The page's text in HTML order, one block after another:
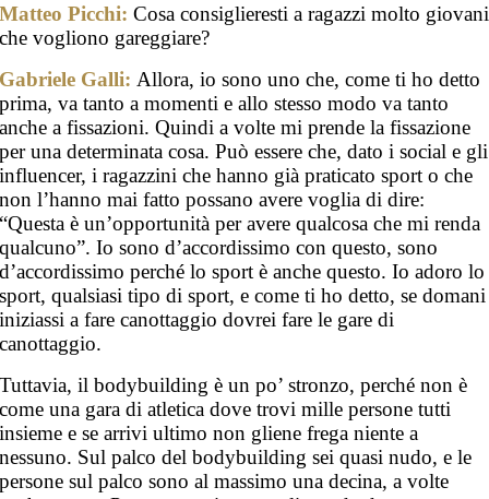
Matteo Picchi: Cosa consiglieresti a ragazzi molto giovani
che vogliono gareggiare?
Gabriele Galli: Allora, io sono uno che, come ti ho detto
prima, va tanto a momenti e allo stesso modo va tanto
anche a fissazioni. Quindi a volte mi prende la fissazione
per una determinata cosa. Può essere che, dato i social e gli
influencer, i ragazzini che hanno già praticato sport o che
non l’hanno mai fatto possano avere voglia di dire:
“Questa è un’opportunità per avere qualcosa che mi renda
qualcuno”. Io sono d’accordissimo con questo, sono
d’accordissimo perché lo sport è anche questo. Io adoro lo
sport, qualsiasi tipo di sport, e come ti ho detto, se domani
iniziassi a fare canottaggio dovrei fare le gare di
canottaggio.
Tuttavia, il bodybuilding è un po’ stronzo, perché non è
come una gara di atletica dove trovi mille persone tutti
insieme e se arrivi ultimo non gliene frega niente a
nessuno. Sul palco del bodybuilding sei quasi nudo, e le
persone sul palco sono al massimo una decina, a volte